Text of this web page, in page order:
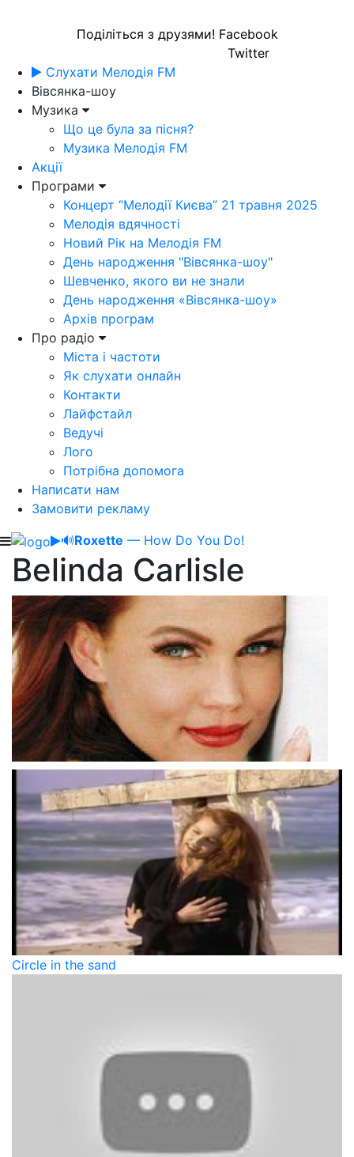
Поділіться з друзями! Facebook
Twitter
Слухати Мелодія FM
Вівсянка-шоу
Музика
Що це була за пісня?
Музика Мелодія FM
Акції
Програми
Концерт “Мелодії Києва” 21 травня 2025
Мелодія вдячності
Новий Рік на Мелодія FM
День народження "Вівсянка-шоу"
Шевченко, якого ви не знали
День народження «Вівсянка-шоу»
Архів програм
Про радіо
Міста і частоти
Як слухати онлайн
Контакти
Лайфстайл
Ведучі
Лого
Потрібна допомога
Написати нам
Замовити рекламу
🔊Roxette — How Do You Do!
Belinda Carlisle
Circle in the sand